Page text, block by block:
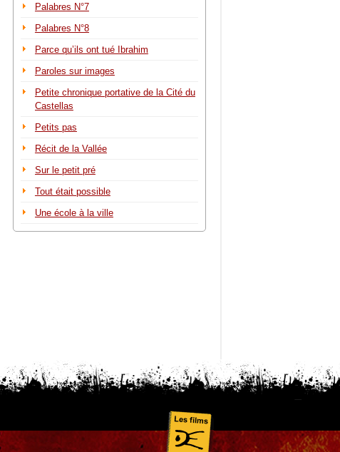
Palabres N°7
Palabres N°8
Parce qu’ils ont tué Ibrahim
Paroles sur images
Petite chronique portative de la Cité du
Castellas
Petits pas
Récit de la Vallée
Sur le petit pré
Tout était possible
Une école à la ville